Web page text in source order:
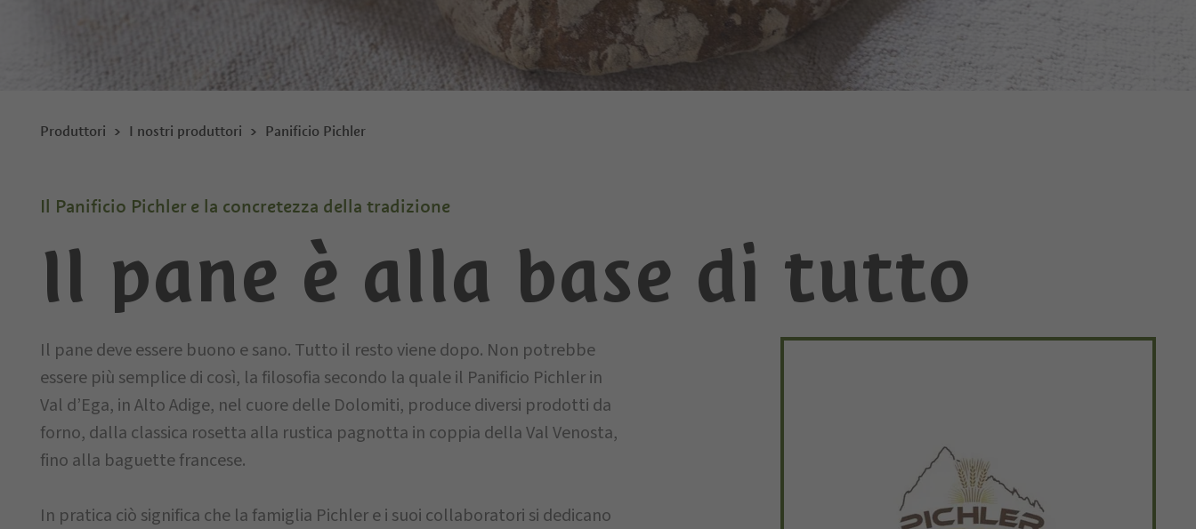
Produttori I nostri produttori Panificio Pichler
Il Panificio Pichler e la concretezza della tradizione
Il pane è alla base di tutto
Il pane deve essere buono e sano. Tutto il resto viene dopo. Non potrebbe
essere più semplice di così, la filosofia secondo la quale il Panificio Pichler in
Val d’Ega, in Alto Adige, nel cuore delle Dolomiti, produce diversi prodotti da
forno, dalla classica rosetta alla rustica pagnotta in coppia della Val Venosta,
fino alla baguette francese.
In pratica ciò significa che la famiglia Pichler e i suoi collaboratori si dedicano